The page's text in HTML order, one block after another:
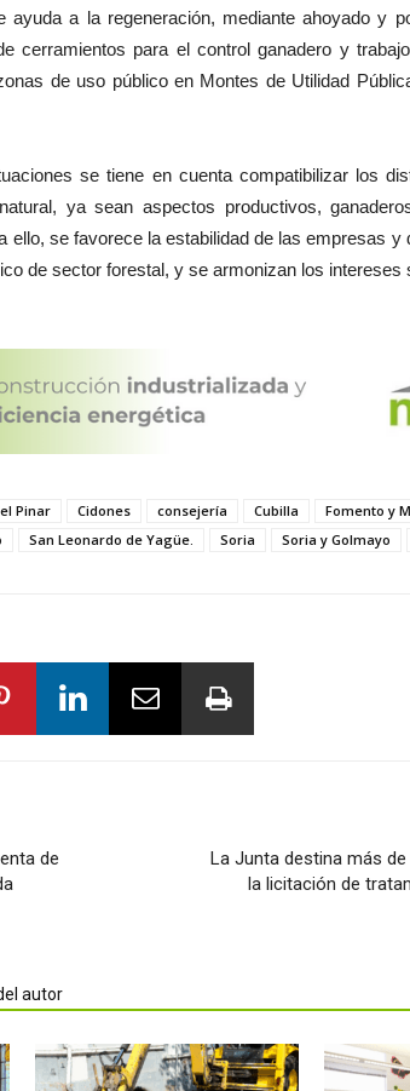
ayuda a la regeneración, mediante ahoyado y
cerramientos para el control ganadero y
de uso público en Montes de Utilidad
se tiene en cuenta compatibilizar los
ya sean aspectos productivos,
ello, se favorece la estabilidad de las empresas y
de sector forestal, y se armonizan los intereses
Pinar Cidones consejería Cubilla Fomento y
San Leonardo de Yagüe. Soria Soria y Golmayo
de
La Junta destina más
la licitación de
autor